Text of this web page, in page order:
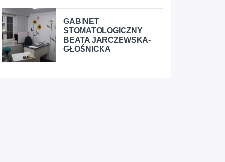
GABINET
STOMATOLOGICZNY
BEATA JARCZEWSKA-
GŁOŚNICKA